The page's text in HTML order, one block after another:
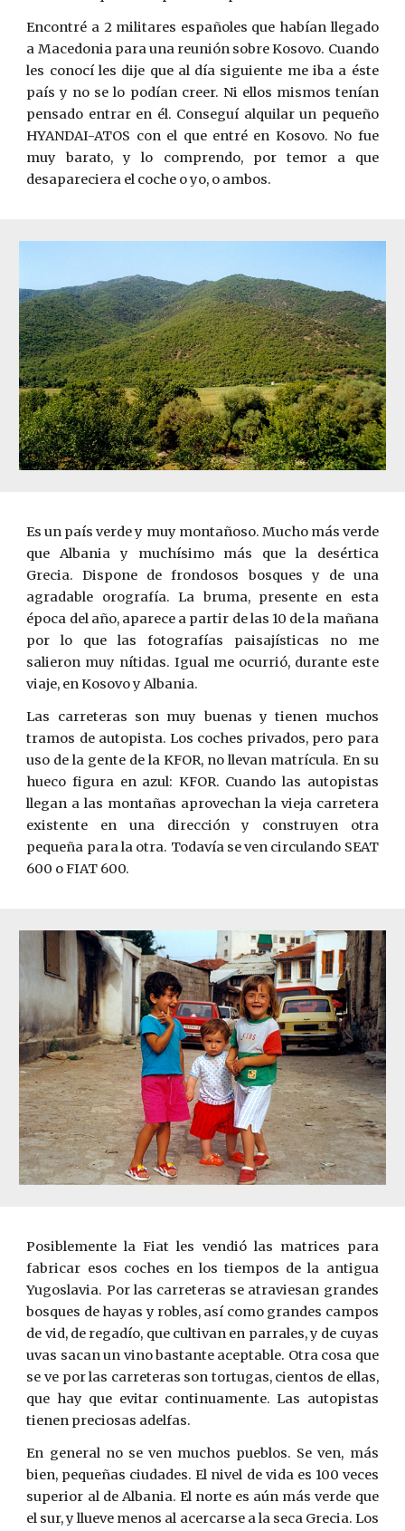
Encontré a 2 militares españoles que habían llegado
a Macedonia para una reunión sobre Kosovo. Cuando
les conocí les dije que al día siguiente me iba a éste
país y no se lo podían creer. Ni ellos mismos tenían
pensado entrar en él. Conseguí alquilar un pequeño
HYANDAI-ATOS con el que entré en Kosovo. No fue
muy barato, y lo comprendo, por temor a que
desapareciera el coche o yo, o ambos.
Es un país verde y muy montañoso. Mucho más verde
que Albania y muchísimo más que la desértica
Grecia. Dispone de frondosos bosques y de una
agradable orografía. La bruma, presente en esta
época del año, aparece a partir de las 10 de la mañana
por lo que las fotografías paisajísticas no me
salieron muy nítidas. Igual me ocurrió, durante este
viaje, en Kosovo y Albania.
Las carreteras son muy buenas y tienen muchos
tramos de autopista. Los coches privados, pero para
uso de la gente de la KFOR, no llevan matrícula. En su
hueco figura en azul: KFOR. Cuando las autopistas
llegan a las montañas aprovechan la vieja carretera
existente en una dirección y construyen otra
pequeña para la otra. Todavía se ven circulando SEAT
600 o FIAT 600.
Posiblemente la Fiat les vendió las matrices para
fabricar esos coches en los tiempos de la antigua
Yugoslavia. Por las carreteras se atraviesan grandes
bosques de hayas y robles, así como grandes campos
de vid, de regadío, que cultivan en parrales, y de cuyas
uvas sacan un vino bastante aceptable. Otra cosa que
se ve por las carreteras son tortugas, cientos de ellas,
que hay que evitar continuamente. Las autopistas
tienen preciosas adelfas.
En general no se ven muchos pueblos. Se ven, más
bien, pequeñas ciudades. El nivel de vida es 100 veces
superior al de Albania. El norte es aún más verde que
el sur, y llueve menos al acercarse a la seca Grecia. Los